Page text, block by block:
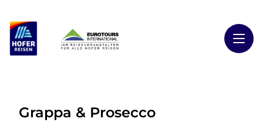
Highlights
Grappa & Prosecco